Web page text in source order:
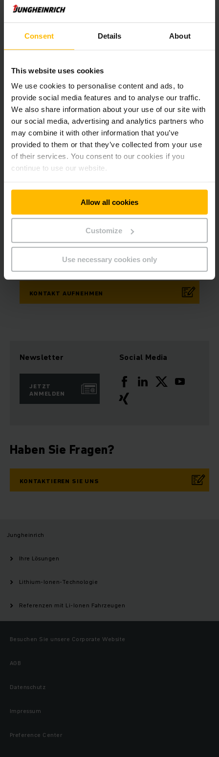
Consent Details About
This website uses cookies
We use cookies to personalise content and ads, to
provide social media features and to analyse our traffic.
We also share information about your use of our site with
our social media, advertising and analytics partners who
may combine it with other information that you’ve
provided to them or that they’ve collected from your use
of their services. You consent to our cookies if you
continue to use our website.
Allow all cookies
Customize
Use necessary cookies only
Steigen Sie um auf Li-Ionen Stapler!
um das Thema Energiesysteme
Telefon
+41 62 739 31 00
KONTAKT AUFNEHMEN
Newsletter
JETZT
ANMELDEN
Social Media
Haben Sie Fragen?
KONTAKTIEREN SIE UNS
Jungheinrich
Ihre Lösungen
Lithium-Ionen-Technologie
Referenzen mit Li-Ionen Fahrzeugen
Besuchen Sie unsere Corporate Website
AGB
Datenschutz
Impressum
Preference Center